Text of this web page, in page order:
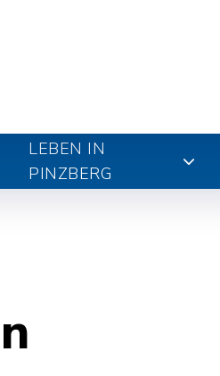
LEBEN IN
PINZBERG